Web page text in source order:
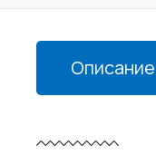
Описание